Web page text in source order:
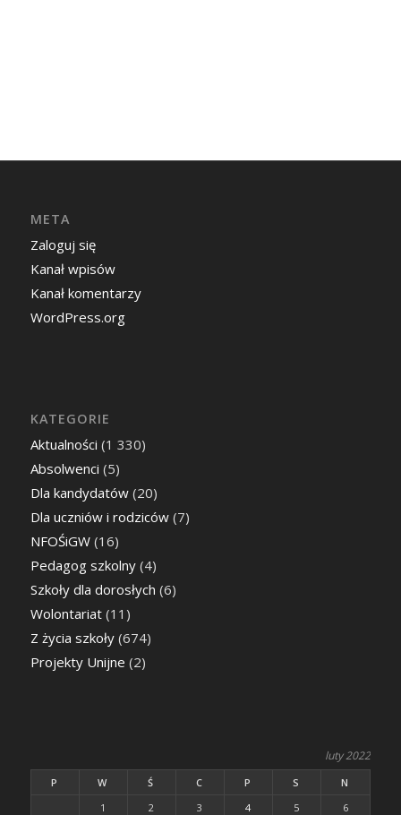
META
Zaloguj się
Kanał wpisów
Kanał komentarzy
WordPress.org
KATEGORIE
Aktualności (1 330)
Absolwenci (5)
Dla kandydatów(20)
Dla uczniów i rodziców(7)
NFOŚiGW(16)
Pedagog szkolny(4)
Szkoły dla dorosłych (6)
Wolontariat(11)
Z życia szkoły(674)
Projekty Unijne (2)
luty 2022
P W Ś C P S
N
1
2 3 4 5 6